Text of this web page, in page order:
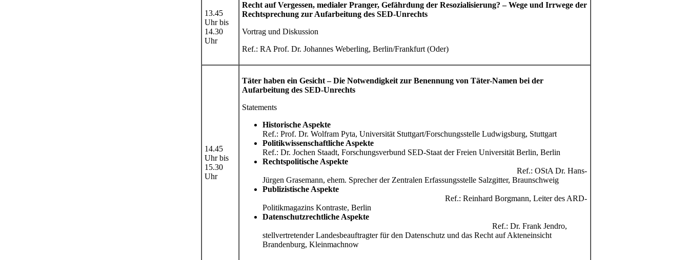
13.45
Uhr bis
14.30
Uhr
Recht auf Vergessen, medialer Pranger, Gefährdung der Resozialisierung? – Wege und Irrwege der
Rechtsprechung zur Aufarbeitung des SED-Unrechts
Vortrag und Diskussion
Ref.: RA Prof. Dr. Johannes Weberling, Berlin/Frankfurt (Oder)
14.45
Uhr bis
15.30
Uhr
Täter haben ein Gesicht – Die Notwendigkeit zur Benennung von Täter-Namen bei der
Aufarbeitung des SED-Unrechts
Statements
Historische Aspekte
Ref.: Prof. Dr. Wolfram Pyta, Universität Stuttgart/Forschungsstelle Ludwigsburg, Stuttgart
Politikwissenschaftliche Aspekte
Ref.: Dr. Jochen Staadt, Forschungsverbund SED-Staat der Freien Universität Berlin, Berlin
Rechtspolitische Aspekte
Ref.: OStA Dr. Hans-
Jürgen Grasemann, ehem. Sprecher der Zentralen Erfassungsstelle Salzgitter, Braunschweig
Publizistische Aspekte
Ref.: Reinhard Borgmann, Leiter des ARD-
Politikmagazins Kontraste, Berlin
Datenschutzrechtliche Aspekte
Ref.: Dr. Frank Jendro,
stellvertretender Landesbeauftragter für den Datenschutz und das Recht auf Akteneinsicht
Brandenburg, Kleinmachnow